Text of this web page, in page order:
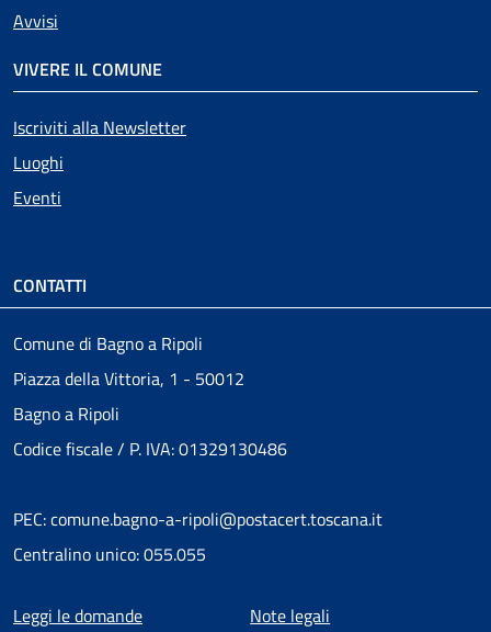
Avvisi
VIVERE IL COMUNE
Iscriviti alla Newsletter
Luoghi
Eventi
CONTATTI
Comune di Bagno a Ripoli
Piazza della Vittoria, 1 - 50012
Bagno a Ripoli
Codice fiscale / P. IVA: 01329130486
PEC: comune.bagno-a-ripoli@postacert.toscana.it
Centralino unico: 055.055
Menu piè di pagina
Leggi le domande Note legali